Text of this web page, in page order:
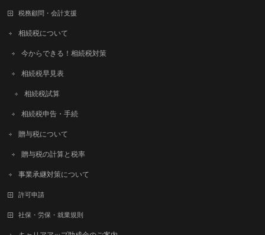
税務顧問・会計支援
相続税について
今からできる！相続税対策
相続税早見表
相続税試算
相続税申告・手続
贈与税について
贈与税の計算と税率
事業承継対策について
許可申請
社保・労保・就業規則